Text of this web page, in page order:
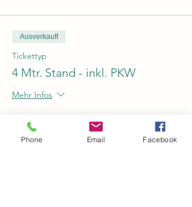
Ausverkauft
Tickettyp
4 Mtr. Stand - inkl. PKW
Mehr Infos
Preis
30,00 €
Phone Email Facebook